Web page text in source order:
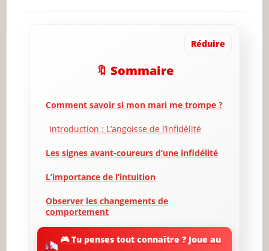
Réduire
🔖 Sommaire
Comment savoir si mon mari me trompe ?
Introduction : L’angoisse de l’infidélité
Les signes avant-coureurs d’une infidélité
L’importance de l’intuition
Observer les changements de
comportement
Communication : En parler ou non ?
🎮 Tu penses tout connaître ? Joue au